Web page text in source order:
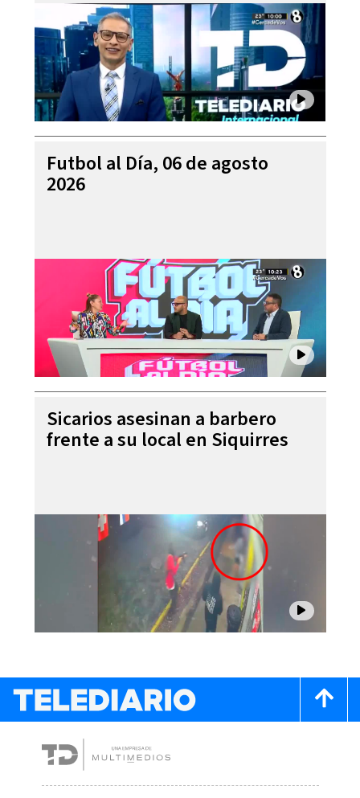
Futbol al Día, 06 de agosto
2026
Sicarios asesinan a barbero
frente a su local en Siquirres